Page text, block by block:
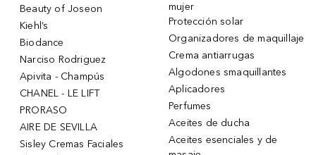
Beauty of Joseon
Kiehl’s
Biodance
Narciso Rodriguez
Apivita - Champús
CHANEL - LE LIFT
PRORASO
AIRE DE SEVILLA
Sisley Cremas Faciales
mujer
Protección solar
Organizadores de maquillaje
Crema antiarrugas
Algodones smaquillantes
Aplicadores
Perfumes
Aceites de ducha
Aceites esenciales y de